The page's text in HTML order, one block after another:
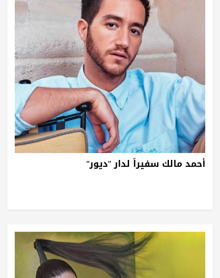
أحمد مالك سفيراً لدار "ديور"